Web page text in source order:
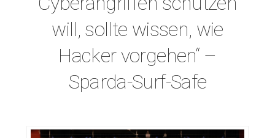
will, sollte wissen, wie
Hacker vorgehen“ –
Sparda-Surf-Safe